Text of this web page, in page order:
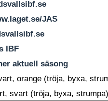
JAS
IBF
aktuell säsong
orange (tröja, byxa,
svart (tröja, byxa, strumpa)